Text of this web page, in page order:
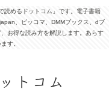
読めるドットコム」です。電子書籍
、ピッコマ、DMMブックス、dブ
お得な読み方を解説します。あらす
す。
トコム